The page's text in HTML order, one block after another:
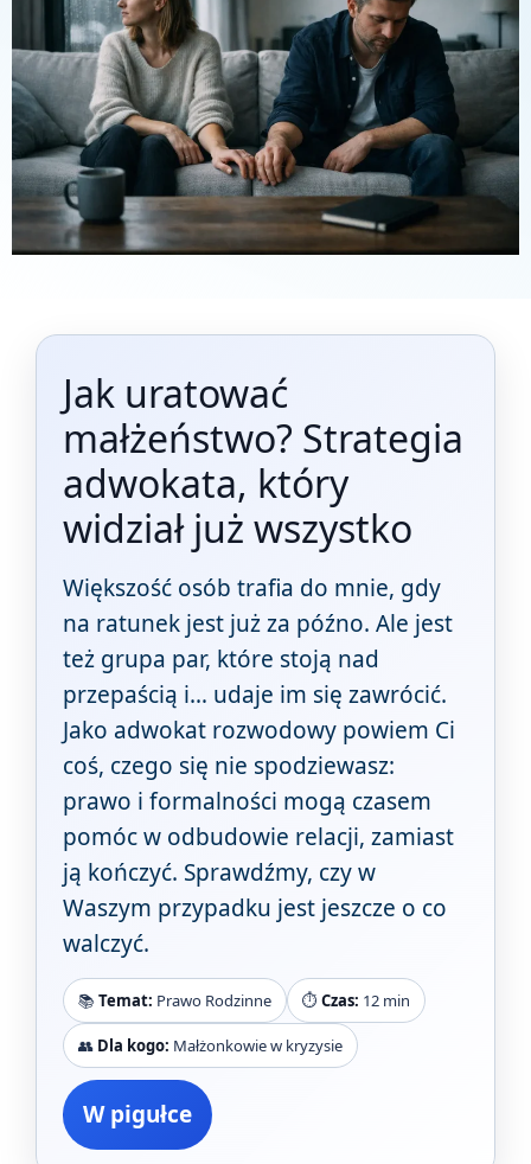
Jak uratować
małżeństwo? Strategia
adwokata, który
widział już wszystko
Większość osób trafia do mnie, gdy
na ratunek jest już za późno. Ale jest
też grupa par, które stoją nad
przepaścią i… udaje im się zawrócić.
Jako adwokat rozwodowy powiem Ci
coś, czego się nie spodziewasz:
prawo i formalności mogą czasem
pomóc w odbudowie relacji, zamiast
ją kończyć. Sprawdźmy, czy w
Waszym przypadku jest jeszcze o co
walczyć.
📚Temat: Prawo Rodzinne ⏱️ Czas: 12 min
👥 Dla kogo: Małżonkowie w kryzysie
W pigułce